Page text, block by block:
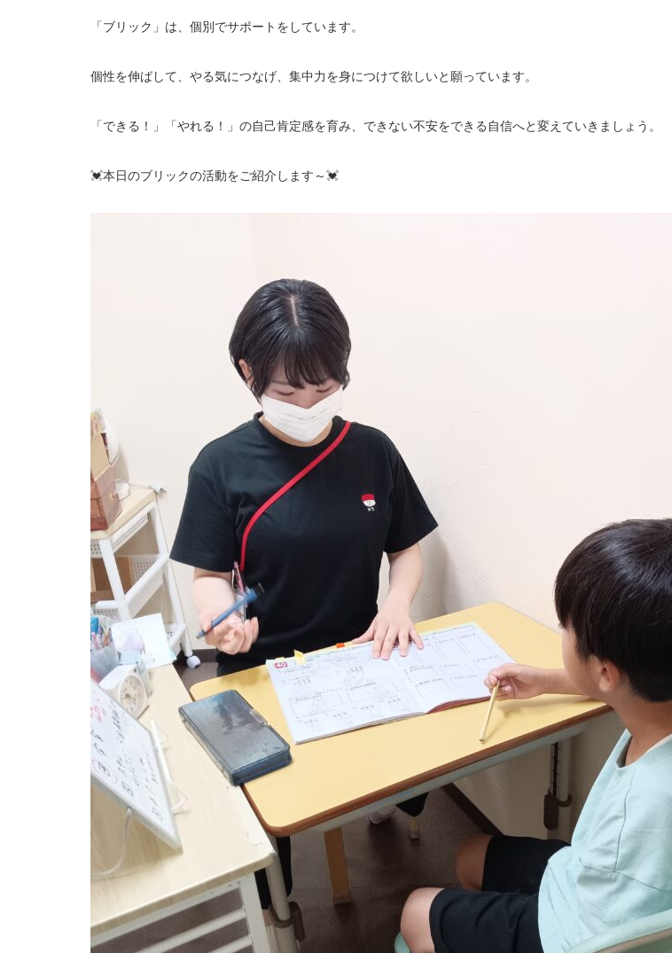
「ブリック」は、個別でサポートをしています。
個性を伸ばして、やる気につなげ、集中力を身につけて欲しいと願っています。
「できる！」「やれる！」の自己肯定感を育み、できない不安をできる自信へと変えていきましょう。
💓本日のブリックの活動をご紹介します～💓